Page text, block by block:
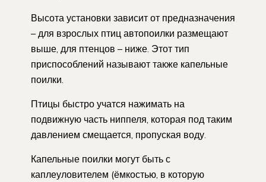
Высота установки зависит от предназначения
– для взрослых птиц автопоилки размещают
выше, для птенцов – ниже. Этот тип
приспособлений называют также капельные
поилки.
Птицы быстро учатся нажимать на
подвижную часть ниппеля, которая под таким
давлением смещается, пропуская воду.
Капельные поилки могут быть с
каплеуловителем (ёмкостью, в которую